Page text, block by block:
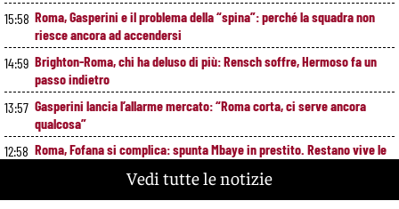
15:58 Roma, Gasperini e il problema della “spina”: perché la squadra non
riesce ancora ad accendersi
14:59 Brighton-Roma, chi ha deluso di più: Rensch soffre, Hermoso fa un
passo indietro
13:57 Gasperini lancia l’allarme mercato: “Roma corta, ci serve ancora
qualcosa”
12:58 Roma, Fofana si complica: spunta Mbaye in prestito. Restano vive le
Vedi tutte le notizie